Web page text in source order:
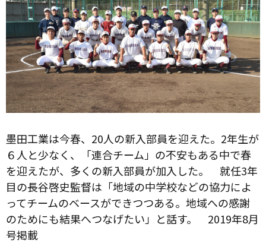
墨田工業は今春、20人の新入部員を迎えた。2年生が
６人と少なく、「連合チーム」の不安もある中で春
を迎えたが、多くの新入部員が加入した。 就任3年
目の長谷啓史監督は「地域の中学校などの協力によ
ってチームのベースができつつある。地域への感謝
のためにも結果へつなげたい」と話す。 2019年8月
号掲載